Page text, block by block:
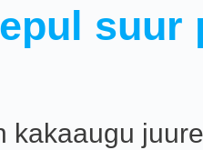
suur
kakaaugu